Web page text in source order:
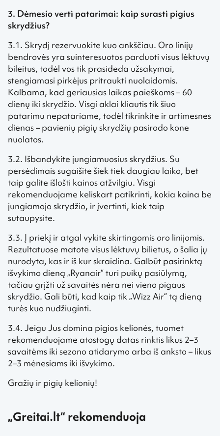
3. Dėmesio verti patarimai: kaip surasti pigius
skrydžius?
3.1. Skrydį rezervuokite kuo ankščiau. Oro linijų
bendrovės yra suinteresuotos parduoti visus lėktuvų
bileitus, todėl vos tik prasideda užsakymai,
stengiamasi pirkėjus pritraukti nuolaidomis.
Kalbama, kad geriausias laikas paieškoms – 60
dienų iki skrydžio. Visgi aklai kliautis tik šiuo
patarimu nepatariame, todėl tikrinkite ir artimesnes
dienas – pavienių pigių skrydžių pasirodo kone
nuolatos.
3.2. Išbandykite jungiamuosius skrydžius. Su
persėdimais sugaišite šiek tiek daugiau laiko, bet
taip galite išlošti kainos atžvilgiu. Visgi
rekomenduojame keliskart patikrinti, kokia kaina be
jungiamojo skrydžio, ir įvertinti, kiek taip
sutaupysite.
3.3. Į priekį ir atgal vykite skirtingomis oro linijomis.
Rezultatuose matote visus lėktuvų bilietus, o šalia jų
nurodyta, kas ir iš kur skraidina. Galbūt pasirinktą
išvykimo dieną „Ryanair“ turi puikų pasiūlymą,
tačiau grįžti už savaitės nėra nei vieno pigaus
skrydžio. Gali būti, kad kaip tik „Wizz Air“ tą dieną
turės kuo nudžiuginti.
3.4. Jeigu Jus domina pigios kelionės, tuomet
rekomenduojame atostogų datas rinktis likus 2–3
savaitėms iki sezono atidarymo arba iš anksto – likus
2–3 mėnesiams iki išvykimo.
Gražių ir pigių kelionių!
„Greitai.lt“ rekomenduoja